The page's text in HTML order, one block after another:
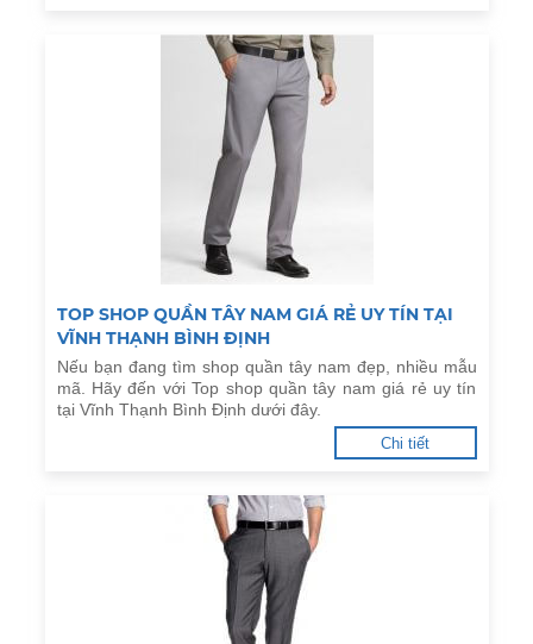
TOP SHOP QUẦN TÂY NAM GIÁ RẺ UY TÍN TẠI
VĨNH THẠNH BÌNH ĐỊNH
Nếu bạn đang tìm shop quần tây nam đẹp, nhiều mẫu
mã. Hãy đến với Top shop quần tây nam giá rẻ uy tín
tại Vĩnh Thạnh Bình Định dưới đây.
Chi tiết